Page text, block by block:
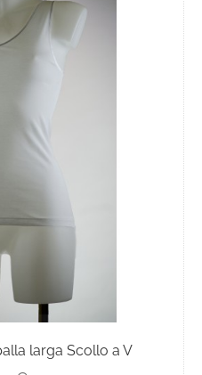
larga Scollo a V